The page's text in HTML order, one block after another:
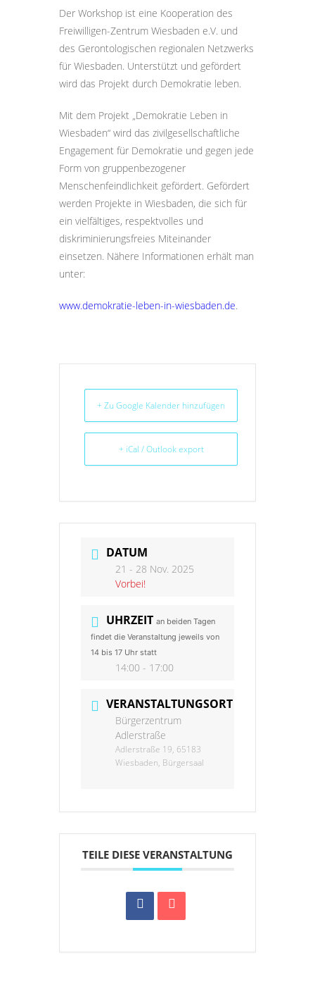
Der Workshop ist eine Kooperation des
Freiwilligen-Zentrum Wiesbaden e.V. und
des Gerontologischen regionalen Netzwerks
für Wiesbaden. Unterstützt und gefördert
wird das Projekt durch Demokratie leben.
Mit dem Projekt „Demokratie Leben in
Wiesbaden“ wird das zivilgesellschaftliche
Engagement für Demokratie und gegen jede
Form von gruppenbezogener
Menschenfeindlichkeit gefördert. Gefördert
werden Projekte in Wiesbaden, die sich für
ein vielfältiges, respektvolles und
diskriminierungsfreies Miteinander
einsetzen. Nähere Informationen erhält man
unter:
www.demokratie-leben-in-wiesbaden.de.
+ Zu Google Kalender hinzufügen
+ iCal / Outlook export
DATUM
21 - 28 Nov. 2025
Vorbei!
UHRZEIT an beiden Tagen
findet die Veranstaltung jeweils von
14 bis 17 Uhr statt
14:00 - 17:00
VERANSTALTUNGSORT
Bürgerzentrum
Adlerstraße
Adlerstraße 19, 65183
Wiesbaden, Bürgersaal
TEILE DIESE VERANSTALTUNG